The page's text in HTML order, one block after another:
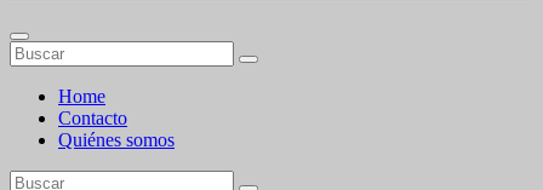
Home
Contacto
Quiénes somos